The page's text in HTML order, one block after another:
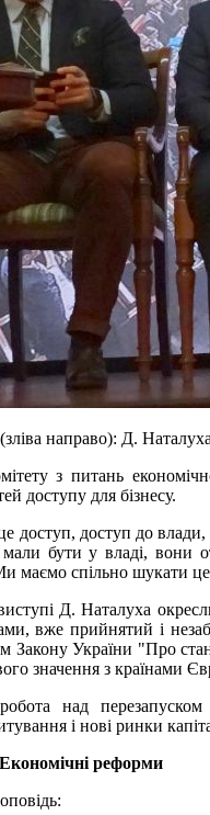
направо): Д.
з питань
доступу для бізнесу.
доступ, доступ до
бути у владі, вони
маємо спільно шукати
Д. Наталуха
вже прийнятий і
Закону України "Про
значення з країнами
над
і нові ринки
реформи